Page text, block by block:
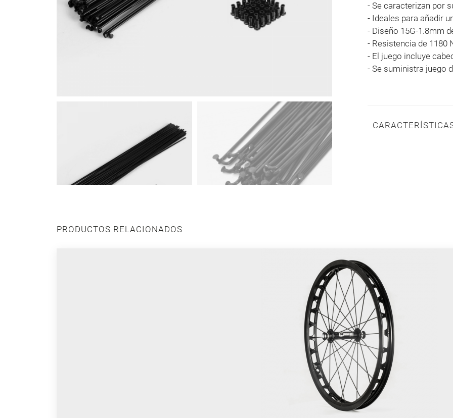
- Se caracterizan por
- Ideales para añadir
- Diseño 15G-1.8mm
- Resistencia de 1180
- El juego incluye
- Se suministra juego
PRODUCTOS RELACIONADOS